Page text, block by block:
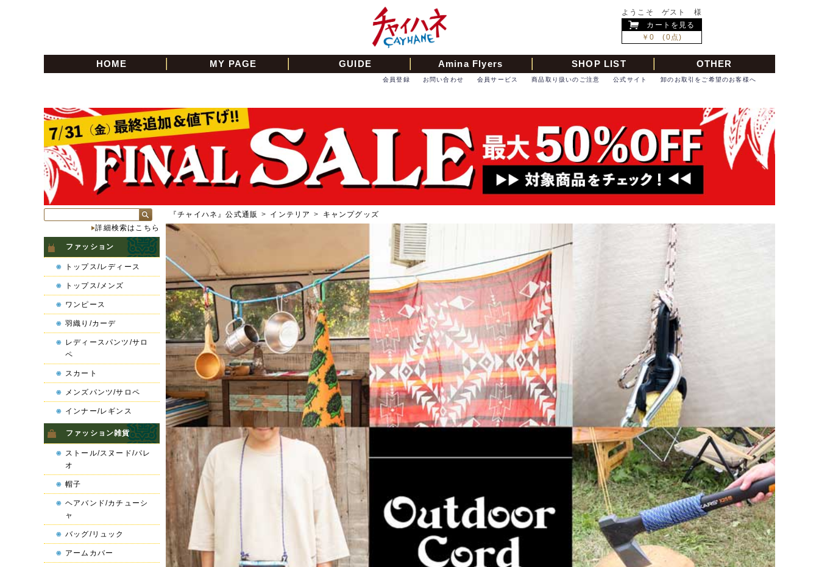
ようこそ ゲスト 様
カートを見る
￥0 (0点)
HOME MY PAGE GUIDE Amina Flyers SHOP LIST OTHER
卸のお取引をご希望のお客様へ
公式サイト
商品取り扱いのご注意
会員サービス
お問い合わせ
会員登録
『チャイハネ』公式通販 > インテリア > キャンプグッズ
詳細検索はこちら
ファッション
トップス/レディース
トップス/メンズ
ワンピース
羽織り/カーデ
レディースパンツ/サロ
ペ
スカート
メンズパンツ/サロペ
インナー/レギンス
ファッション雑貨
ストール/スヌード/パレ
オ
帽子
ヘアバンド/カチューシ
ャ
バッグ/リュック
アームカバー